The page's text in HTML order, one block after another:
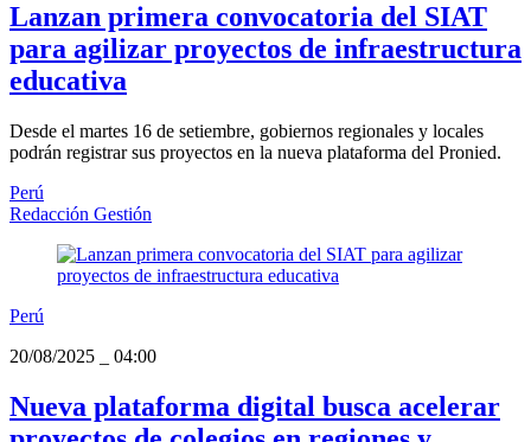
Lanzan primera convocatoria del SIAT
para agilizar proyectos de infraestructura
educativa
Desde el martes 16 de setiembre, gobiernos regionales y locales
podrán registrar sus proyectos en la nueva plataforma del Pronied.
Perú
Redacción Gestión
Perú
20/08/2025
04:00
Nueva plataforma digital busca acelerar